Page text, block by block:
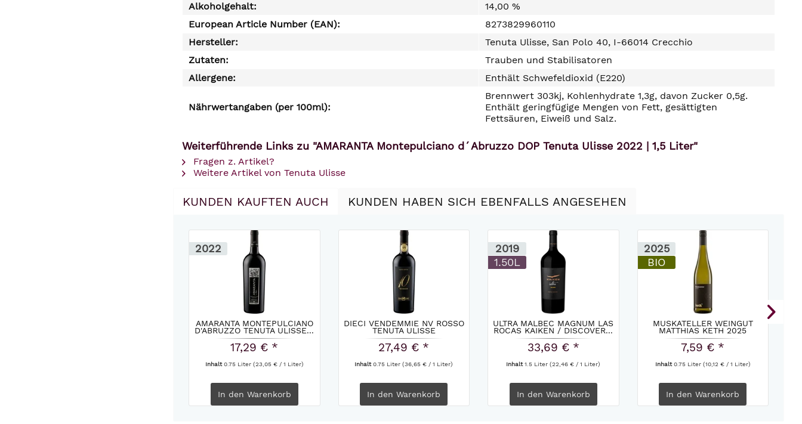
Alkoholgehalt:
14,00 %
European Article Number (EAN):
8273829960110
Hersteller:
Tenuta Ulisse, San Polo 40, I-66014 Crecchio
Zutaten:
Trauben und Stabilisatoren
Allergene:
Enthält Schwefeldioxid (E220)
Nährwertangaben (per 100ml):
Brennwert 303kj, Kohlenhydrate 1,3g, davon Zucker 0,5g.
Enthält geringfügige Mengen von Fett, gesättigten
Fettsäuren, Eiweiß und Salz.
Weiterführende Links zu "AMARANTA Montepulciano d´Abruzzo DOP Tenuta Ulisse 2022 | 1,5 Liter"
Fragen z. Artikel?
Weitere Artikel von Tenuta Ulisse
KUNDEN KAUFTEN AUCH KUNDEN HABEN SICH EBENFALLS ANGESEHEN
2022
AMARANTA MONTEPULCIANO
D'ABRUZZO TENUTA ULISSE...
17,29 € *
Inhalt0.75 Liter (23,05 € / 1 Liter)
In den Warenkorb
DIECI VENDEMMIE NV ROSSO
TENUTA ULISSE
27,49 € *
Inhalt0.75 Liter(36,65 € / 1 Liter)
In den Warenkorb
2019
1.50L
ULTRA MALBEC MAGNUM LAS
ROCAS KAIKEN / DISCOVER...
33,69 € *
Inhalt1.5 Liter(22,46 € / 1 Liter)
In den Warenkorb
2025
BIO
MUSKATELLER WEINGUT
MATTHIAS KETH 2025
7,59 € *
Inhalt0.75 Liter (10,12 € / 1 Liter)
In den Warenkorb